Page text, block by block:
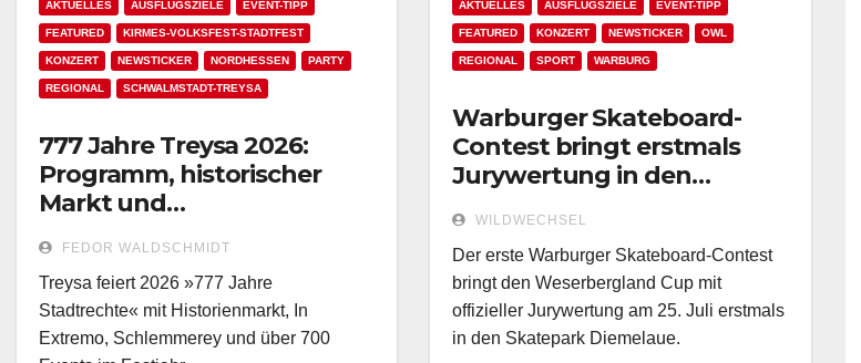
AKTUELLES AUSFLUGSZIELE EVENT-TIPP
FEATURED KIRMES-VOLKSFEST-STADTFEST
KONZERT NEWSTICKER NORDHESSEN PARTY
REGIONAL SCHWALMSTADT-TREYSA
777 Jahre Treysa 2026:
Programm, historischer
Markt und
9. August!
FEDOR WALDSCHMIDT
Treysa feiert 2026 »777 Jahre
Stadtrechte« mit Historienmarkt, In
Extremo, Schlemmerey und über 700
AKTUELLES AUSFLUGSZIELE EVENT-TIPP
FEATURED KONZERT NEWSTICKER OWL
REGIONAL SPORT WARBURG
Warburger Skateboard-
Contest bringt erstmals
Jurywertung in den
WILDWECHSEL
Der erste Warburger Skateboard-Contest
bringt den Weserbergland Cup mit
offizieller Jurywertung am 25. Juli erstmals
in den Skatepark Diemelaue.